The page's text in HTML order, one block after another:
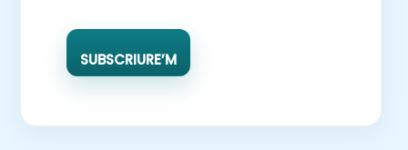
SUBSCRIURE’M